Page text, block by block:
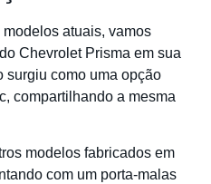
atuais, vamos
Chevrolet Prisma em sua
surgiu como uma opção
compartilhando a mesma
modelos fabricados em
com um porta-malas